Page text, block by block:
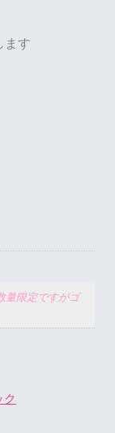
ます
限定ですがゴ
ク